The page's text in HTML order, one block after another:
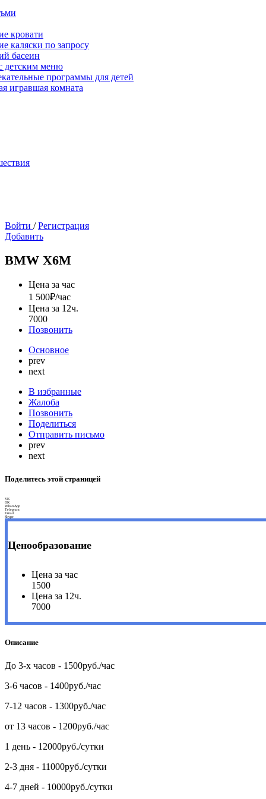
кровати
каляски по запросу
басеин
детским меню
программы для детей
игравшая комната
Войти / Регистрация
Добавить
BMW X6M
Цена за час
1 500₽/час
Цена за 12ч.
7000
Позвонить
Основное
prev
next
В избранные
Жалоба
Позвонить
Поделиться
Отправить письмо
prev
next
Поделитесь этой страницей
VK
OK
WhatsApp
Telegram
Email
Skype
Ценообразование
Цена за час
1500
Цена за 12ч.
7000
Описание
До 3-х часов - 1500руб./час
3-6 часов - 1400руб./час
7-12 часов - 1300руб./час
от 13 часов - 1200руб./час
1 день - 12000руб./сутки
2-3 дня - 11000руб./сутки
4-7 дней - 10000руб./сутки